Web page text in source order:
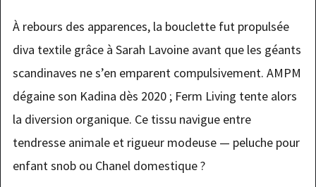
À rebours des apparences, la bouclette fut propulsée
diva textile grâce à Sarah Lavoine avant que les géants
scandinaves ne s’en emparent compulsivement. AMPM
dégaine son Kadina dès 2020 ; Ferm Living tente alors
la diversion organique. Ce tissu navigue entre
tendresse animale et rigueur modeuse — peluche pour
enfant snob ou Chanel domestique ?